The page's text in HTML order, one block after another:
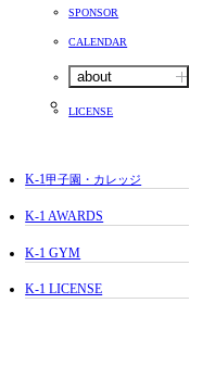
SPONSOR
CALENDAR
about
LICENSE
K-1甲子園・カレッジ
K-1 AWARDS
K-1 GYM
K-1 LICENSE